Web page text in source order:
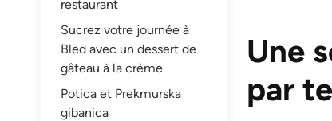
restaurant
Sucrez votre journée à
Bled avec un dessert de
gâteau à la crème
Potica et Prekmurska
gibanica
Une
par